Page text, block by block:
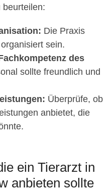
beurteilen:
Die Praxis
sein.
des
sollte freundlich und
Überprüfe, ob
anbietet, die
ein Tierarzt in
anbieten sollte